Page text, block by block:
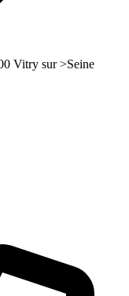
Vitry sur >Seine